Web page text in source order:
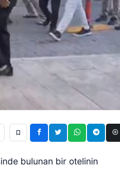
bulunan bir otelinin